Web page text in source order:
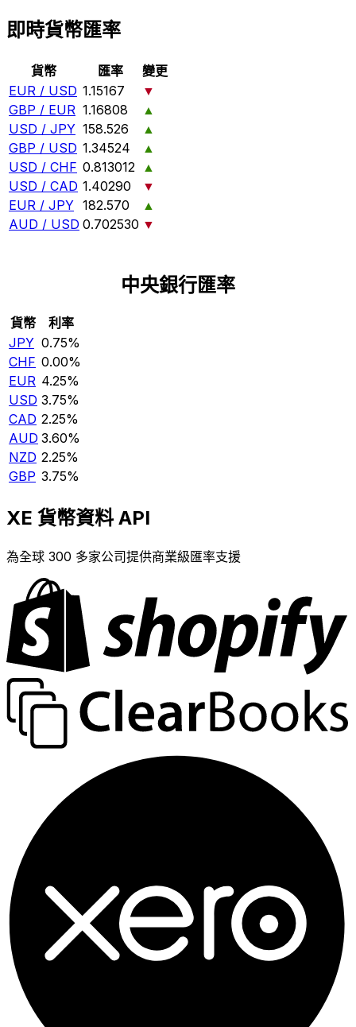
即時貨幣匯率
貨幣 匯率
變更
EUR / USD 1.15167
▼
GBP / EUR 1.16808
▲
USD / JPY 158.526
▲
GBP / USD 1.34524
▲
USD / CHF 0.813012 ▲
USD / CAD 1.40290
▼
EUR / JPY 182.570
▲
AUD / USD 0.702530 ▼
中央銀行匯率
貨幣
利率
JPY 0.75%
CHF 0.00%
EUR 4.25%
USD 3.75%
CAD 2.25%
AUD 3.60%
NZD 2.25%
GBP 3.75%
XE 貨幣資料 API
為全球 300 多家公司提供商業級匯率支援